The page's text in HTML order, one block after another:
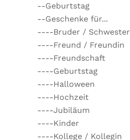
--Geburtstag
--Geschenke für...
----Bruder / Schwester
----Freund / Freundin
----Freundschaft
----Geburtstag
----Halloween
----Hochzeit
----Jubiläum
----Kinder
----Kollege / Kollegin